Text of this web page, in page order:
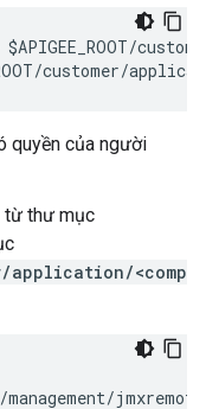
customer/
quyền của người
từ thư mục
application/<comp
management/